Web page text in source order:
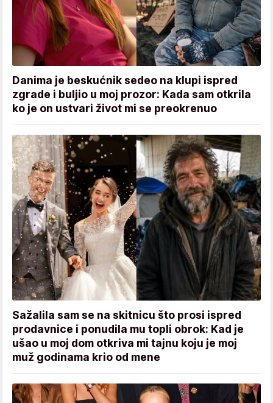
Danima je beskućnik sedeo na klupi ispred
zgrade i buljio u moj prozor: Kada sam otkrila
ko je on ustvari život mi se preokrenuo
Sažalila sam se na skitnicu što prosi ispred
prodavnice i ponudila mu topli obrok: Kad je
ušao u moj dom otkriva mi tajnu koju je moj
muž godinama krio od mene